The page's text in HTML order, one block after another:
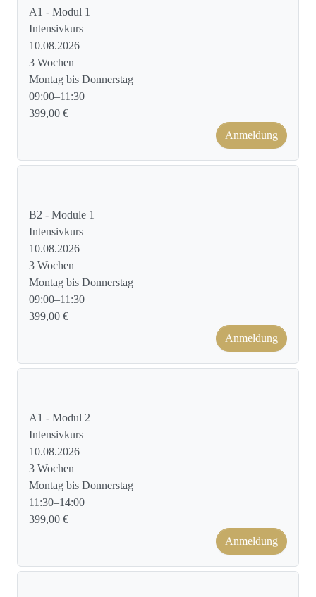
A1 - Modul 1
Intensivkurs
10.08.2026
3 Wochen
Montag bis Donnerstag
09:00–11:30
399,00 €
Anmeldung
B2 - Module 1
Intensivkurs
10.08.2026
3 Wochen
Montag bis Donnerstag
09:00–11:30
399,00 €
Anmeldung
A1 - Modul 2
Intensivkurs
10.08.2026
3 Wochen
Montag bis Donnerstag
11:30–14:00
399,00 €
Anmeldung